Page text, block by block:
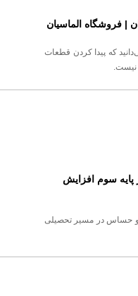
| فروشگاه الماسیان
که پیدا کردن قطعات
نیست.
پایه سوم افزایش
و حساس در مسیر تحصیلی